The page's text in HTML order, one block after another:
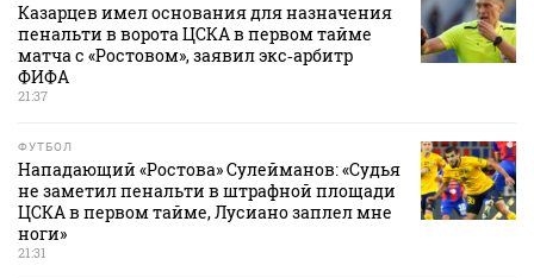
Казарцев имел основания для назначения
пенальти в ворота ЦСКА в первом тайме
матча с «Ростовом», заявил экс‑арбитр
ФИФА
21:37
ФУТБОЛ
Нападающий «Ростова» Сулейманов: «Судья
не заметил пенальти в штрафной площади
ЦСКА в первом тайме, Лусиано заплел мне
ноги»
21:31